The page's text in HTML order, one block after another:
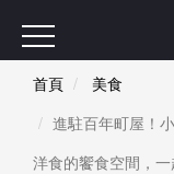
首頁
美食
進駐百年町屋！
洋食的饗食空間，